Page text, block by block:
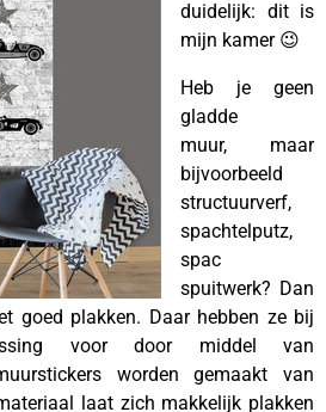
duidelijk: dit is
mijn kamer 😉
Heb je geen
gladde
muur, maar
bijvoorbeeld
structuurverf,
spachtelputz,
spac
spuitwerk? Dan
goed plakken. Daar hebben ze bij
voor door middel van
worden gemaakt van
laat zich makkelijk plakken